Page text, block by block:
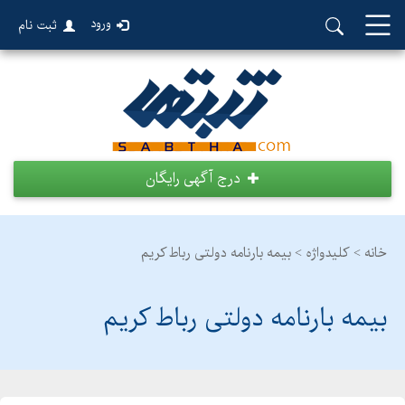
ورود ثبت نام
درج آگهی رایگان
خانه > کلیدواژه > بیمه بارنامه دولتی رباط کریم
بیمه بارنامه دولتی رباط کریم